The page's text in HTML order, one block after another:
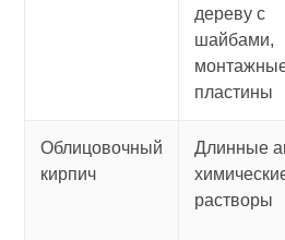
дереву с
шайбами,
пластины
Облицовочный
кирпич
Длинные
растворы